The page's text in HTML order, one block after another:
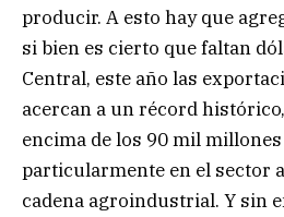
producir. A esto hay que
si bien es cierto que faltan
Central, este año las
acercan a un récord
encima de los 90 mil
particularmente en el sector
cadena agroindustrial. Y sin